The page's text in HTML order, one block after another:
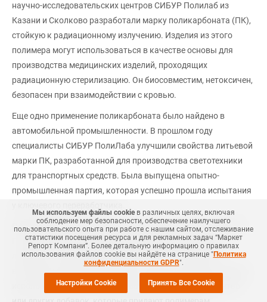
научно-исследовательских центров СИБУР Полилаб из
Казани и Сколково разработали марку поликарбоната (ПК),
стойкую к радиационному излучению. Изделия из этого
полимера могут использоваться в качестве основы для
производства медицинских изделий, проходящих
радиационную стерилизацию. Он биосовместим, нетоксичен,
безопасен при взаимодействии с кровью.
Еще одно применение поликарбоната было найдено в
автомобильной промышленности. В прошлом году
специалисты СИБУР ПолиЛаба улучшили свойства литьевой
марки ПК, разработанной для производства светотехники
для транспортных средств. Была выпущена опытно-
промышленная партия, которая успешно прошла испытания
При поддержке центра исследований и разработок СИБУР
ПолиЛаб сотрудники предприятия разработали марку
линейного полиэтилена низкой плотности (ЛПЭНП) с
высоким значением показателя текучести расплава. Марка
используется для производства мастербатчей, пигментов
Мы используем файлы cookieв различных целях, включая
соблюдение мер безопасности, обеспечение наилучшего
пользовательского опыта при работе с нашим сайтом, отслеживание
статистики посещения ресурса и для рекламных задач “Маркет
Репорт Компани”. Более детальную информацию о правилах
использования файлов cookie вы найдёте на странице "Политика
конфиденциальности GDPR".
Настройки Cookie Принять Все Cookie